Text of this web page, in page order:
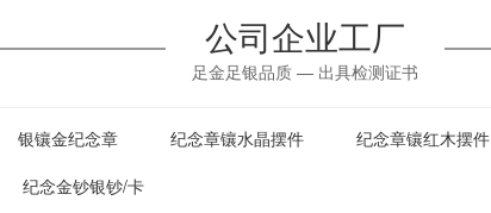
公司企业工厂
足金足银品质 — 出具检测证书
银镶金纪念章 纪念章镶水晶摆件 纪念章镶红木摆件
纪念金钞银钞/卡